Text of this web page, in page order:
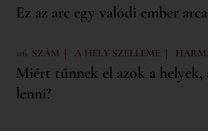
Ez az arc egy valódi ember arca
116. SZÁM | A HELY SZELLEME |
Miért tűnnek el azok a helyek,
lenni?